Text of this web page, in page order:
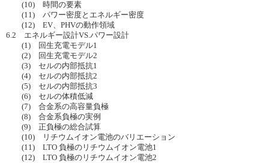
(10) 時間の要素
(11) パワー密度とエネルギー密度
(12) EV、PHVの動作領域
6.2 エネルギー設計VS.パワー設計
(1) 回生充電モデル1
(2) 回生充電モデル2
(3) セルの内部抵抗1
(4) セルの内部抵抗2
(5) セルの内部抵抗3
(6) セルの体積低減
(7) 合金系の高容量負極
(8) 合金系負極の実例
(9) 正負極の総合試算
(10) リチウムイオン電池のバリエーション
(11) LTO 負極のリチウムイオン電池1
(12) LTO 負極のリチウムイオン電池2